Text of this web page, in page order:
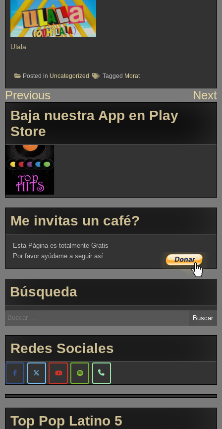
Ulala
Posted in Uncategorized Tagged Morat
Previous Next
Baja nuestra App en Play
Store
Me invitas un café?
Esta Página es totalmente Gratis
Por favor ayúdame a seguir así
Búsqueda
Redes Sociales
Top Pop Latino 5